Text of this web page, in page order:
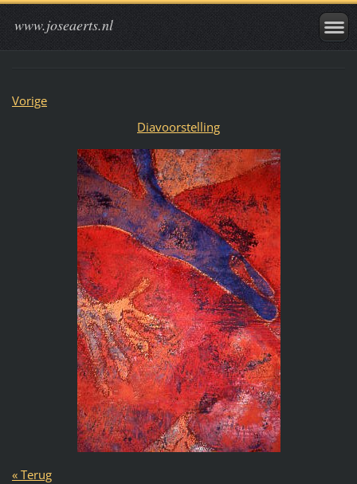
www.joseaerts.nl
Vorige
Diavoorstelling
« Terug